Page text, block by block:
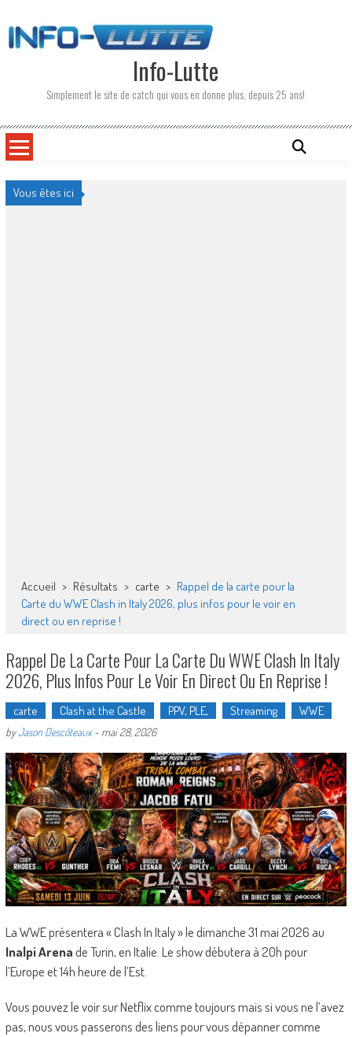
to
content
Info-Lutte
Simplement le site de catch qui vous en donne plus, depuis 25 ans!
Vous êtes ici
Accueil > Résultats > carte > Rappel de la carte pour la
Carte du WWE Clash in Italy 2026, plus infos pour le voir en
direct ou en reprise !
Rappel De La Carte Pour La Carte Du WWE Clash In Italy
2026, Plus Infos Pour Le Voir En Direct Ou En Reprise !
carte Clash at the Castle PPV, PLE, Streaming WWE
byJason Descôteaux- mai 28, 2026
La WWE présentera « Clash In Italy » le dimanche 31 mai 2026 au
Inalpi Arenade Turin, en Italie. Le show débutera à 20h pour
l’Europe et 14h heure de l’Est.
Vous pouvez le voir sur Netflix comme toujours mais si vous ne l’avez
pas, nous vous passerons des liens pour vous dépanner comme